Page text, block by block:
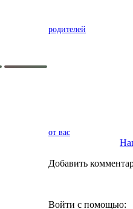
родителей
от вас
Добавить
Войти с помощью: